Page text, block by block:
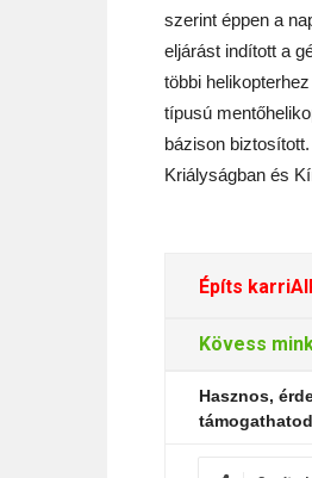
szerint éppen a
eljárást indított a
többi
típusú
bázison
Kriályságban és
Építs
Kövess
Hasznos,